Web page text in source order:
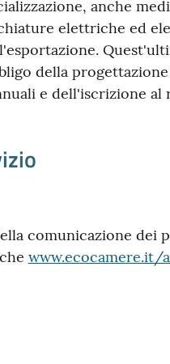
anche
elettriche ed
della
e dell'iscrizione
comunicazione
www.ecocamere.it/